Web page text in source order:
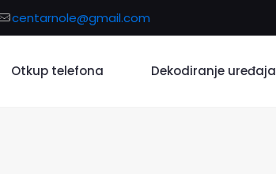
centarnole@gmail.com
Otkup telefona Dekodiranje uređaja